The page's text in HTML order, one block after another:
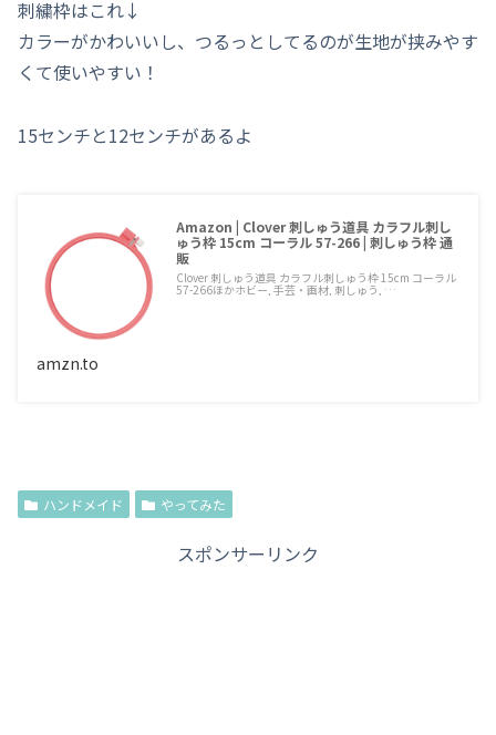
刺繍枠はこれ↓
カラーがかわいいし、つるっとしてるのが生地が挟みやす
くて使いやすい！
15センチと12センチがあるよ
Amazon | Clover 刺しゅう道具 カラフル刺し
ゅう枠 15cm コーラル 57-266 | 刺しゅう枠 通
販
Clover 刺しゅう道具 カラフル刺しゅう枠 15cm コーラル
57-266ほかホビー, 手芸・画材, 刺しゅう, …
amzn.to
ハンドメイド やってみた
スポンサーリンク